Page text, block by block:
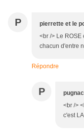
P pierrette et le
<br /> Le ROSE
chacun d'entre
Répondre
P
<br />
c'est